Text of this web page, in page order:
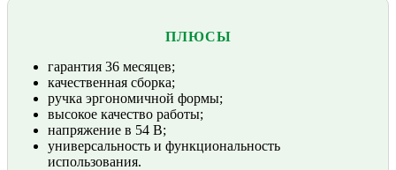
ПЛЮСЫ
гарантия 36 месяцев;
качественная сборка;
ручка эргономичной формы;
высокое качество работы;
напряжение в 54 В;
универсальность и функциональность
использования.